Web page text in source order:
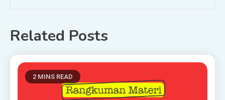
Related Posts
2 MINS READ